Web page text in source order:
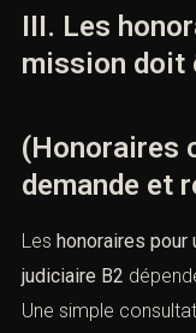
analysé avant toute
mission doit
définie
(Honoraires
demande et